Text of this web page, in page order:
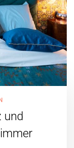
und